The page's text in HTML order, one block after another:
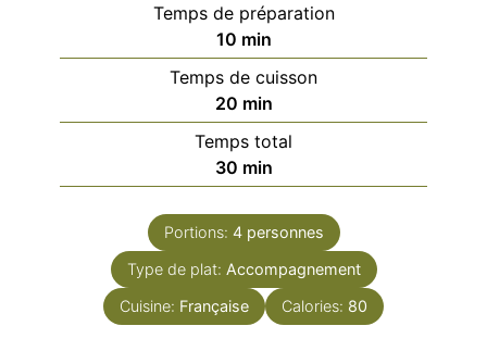
Temps de préparation
10minutes
min
Temps de cuisson
20minutes
min
Temps total
30minutes
min
Portions: 4 personnes
Type de plat: Accompagnement
Cuisine: Française Calories: 80